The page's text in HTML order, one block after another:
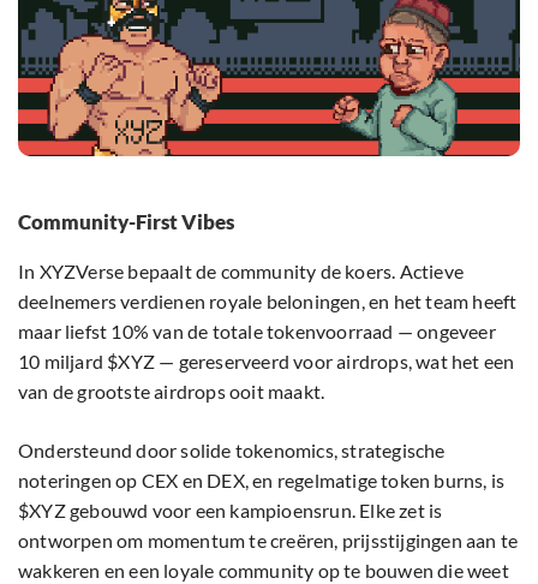
Community-First Vibes
In XYZVerse bepaalt de community de koers. Actieve
deelnemers verdienen royale beloningen, en het team heeft
maar liefst 10% van de totale tokenvoorraad — ongeveer
10 miljard $XYZ — gereserveerd voor airdrops, wat het een
van de grootste airdrops ooit maakt.
Ondersteund door solide tokenomics, strategische
noteringen op CEX en DEX, en regelmatige token burns, is
$XYZ gebouwd voor een kampioensrun. Elke zet is
ontworpen om momentum te creëren, prijsstijgingen aan te
wakkeren en een loyale community op te bouwen die weet